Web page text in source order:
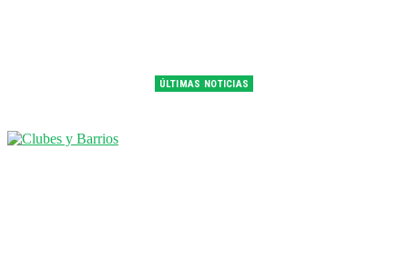
ÚLTIMAS NOTICIAS